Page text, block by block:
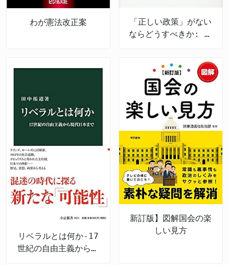
わが憲法改正案
「正しい政策」がない
ならどうすべきか: 政
リベラルとは何か-17
世紀の自由主義から現
新訂版】図解国会の楽
しい見方